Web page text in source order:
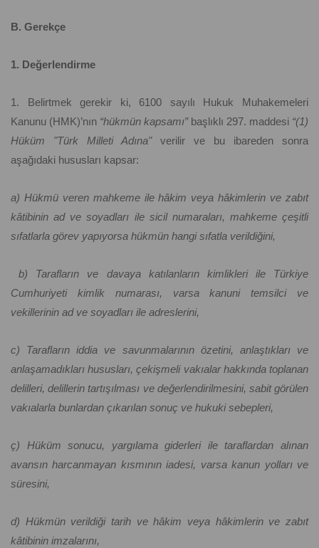
B. Gerekçe
1. Değerlendirme
1. Belirtmek gerekir ki, 6100 sayılı Hukuk Muhakemeleri
Kanunu (HMK)’nın “hükmün kapsamı”başlıklı 297. maddesi “(1)
Hüküm "Türk Milleti Adına"verilir ve bu ibareden sonra
aşağıdaki hususları kapsar:
a) Hükmü veren mahkeme ile hâkim veya hâkimlerin ve zabıt
kâtibinin ad ve soyadları ile sicil numaraları, mahkeme çeşitli
sıfatlarla görev yapıyorsa hükmün hangi sıfatla verildiğini,
b) Tarafların ve davaya katılanların kimlikleri ile Türkiye
Cumhuriyeti kimlik numarası, varsa kanuni temsilci ve
vekillerinin ad ve soyadları ile adreslerini,
c) Tarafların iddia ve savunmalarının özetini, anlaştıkları ve
anlaşamadıkları hususları, çekişmeli vakıalar hakkında toplanan
delilleri, delillerin tartışılması ve değerlendirilmesini, sabit görülen
vakıalarla bunlardan çıkarılan sonuç ve hukuki sebepleri,
ç) Hüküm sonucu, yargılama giderleri ile taraflardan alınan
avansın harcanmayan kısmının iadesi, varsa kanun yolları ve
süresini,
d) Hükmün verildiği tarih ve hâkim veya hâkimlerin ve zabıt
kâtibinin imzalarını,